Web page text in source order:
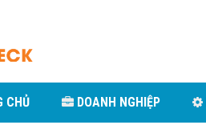
CHỦ DOANH NGHIỆP